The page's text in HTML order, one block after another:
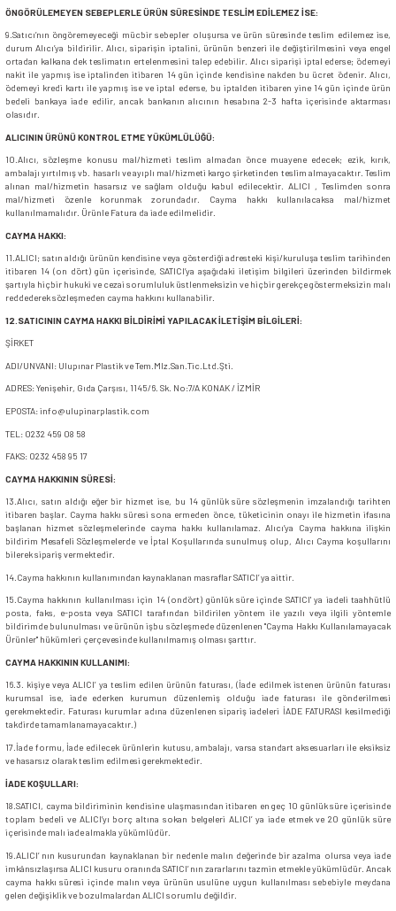
ÖNGÖRÜLEMEYEN SEBEPLERLE ÜRÜN SÜRESİNDE TESLİM EDİLEMEZ İSE:
9.Satıcı’nın öngöremeyeceği mücbir sebepler oluşursa ve ürün süresinde teslim edilemez ise,
durum Alıcı’ya bildirilir. Alıcı, siparişin iptalini, ürünün benzeri ile değiştirilmesini veya engel
ortadan kalkana dek teslimatın ertelenmesini talep edebilir. Alıcı siparişi iptal ederse; ödemeyi
nakit ile yapmış ise iptalinden itibaren 14 gün içinde kendisine nakden bu ücret ödenir. Alıcı,
ödemeyi kredi kartı ile yapmış ise ve iptal ederse, bu iptalden itibaren yine 14 gün içinde ürün
bedeli bankaya iade edilir, ancak bankanın alıcının hesabına 2-3 hafta içerisinde aktarması
olasıdır.
ALICININ ÜRÜNÜ KONTROL ETME YÜKÜMLÜLÜĞÜ:
10.Alıcı, sözleşme konusu mal/hizmeti teslim almadan önce muayene edecek; ezik, kırık,
ambalajı yırtılmış vb. hasarlı ve ayıplı mal/hizmeti kargo şirketinden teslim almayacaktır. Teslim
alınan mal/hizmetin hasarsız ve sağlam olduğu kabul edilecektir. ALICI , Teslimden sonra
mal/hizmeti özenle korunmak zorundadır. Cayma hakkı kullanılacaksa mal/hizmet
kullanılmamalıdır. Ürünle Fatura da iade edilmelidir.
CAYMA HAKKI:
11.ALICI; satın aldığı ürünün kendisine veya gösterdiği adresteki kişi/kuruluşa teslim tarihinden
itibaren 14 (on dört) gün içerisinde, SATICI’ya aşağıdaki iletişim bilgileri üzerinden bildirmek
şartıyla hiçbir hukuki ve cezai sorumluluk üstlenmeksizin ve hiçbir gerekçe göstermeksizin malı
reddederek sözleşmeden cayma hakkını kullanabilir.
12.SATICININ CAYMA HAKKI BİLDİRİMİ YAPILACAK İLETİŞİM BİLGİLERİ:
ŞİRKET
ADI/UNVANI: Ulupınar Plastik ve Tem.Mlz.San.Tic.Ltd.Şti.
ADRES: Yenişehir, Gıda Çarşısı, 1145/6. Sk. No:7/A KONAK / İZMİR
EPOSTA:info@ulupinarplastik.com
TEL: 0232 459 08 58
FAKS: 0232 458 95 17
CAYMA HAKKININ SÜRESİ:
13.Alıcı, satın aldığı eğer bir hizmet ise, bu 14 günlük süre sözleşmenin imzalandığı tarihten
itibaren başlar. Cayma hakkı süresi sona ermeden önce, tüketicinin onayı ile hizmetin ifasına
başlanan hizmet sözleşmelerinde cayma hakkı kullanılamaz. Alıcı’ya Cayma hakkına ilişkin
bildirim Mesafeli Sözleşmelerde ve İptal Koşullarında sunulmuş olup, Alıcı Cayma koşullarını
bilerek sipariş vermektedir.
14.Cayma hakkının kullanımından kaynaklanan masraflar SATICI’ ya aittir.
15.Cayma hakkının kullanılması için 14 (ondört) günlük süre içinde SATICI' ya iadeli taahhütlü
posta, faks, e-posta veya SATICI tarafından bildirilen yöntem ile yazılı veya ilgili yöntemle
bildirimde bulunulması ve ürünün işbu sözleşmede düzenlenen "Cayma Hakkı Kullanılamayacak
Ürünler" hükümleri çerçevesinde kullanılmamış olması şarttır.
CAYMA HAKKININ KULLANIMI:
16.3. kişiye veya ALICI’ ya teslim edilen ürünün faturası, (İade edilmek istenen ürünün faturası
kurumsal ise, iade ederken kurumun düzenlemiş olduğu iade faturası ile gönderilmesi
gerekmektedir. Faturası kurumlar adına düzenlenen sipariş iadeleri İADE FATURASI kesilmediği
takdirde tamamlanamayacaktır.)
17.İade formu, İade edilecek ürünlerin kutusu, ambalajı, varsa standart aksesuarları ile eksiksiz
ve hasarsız olarak teslim edilmesi gerekmektedir.
İADE KOŞULLARI:
18.SATICI, cayma bildiriminin kendisine ulaşmasından itibaren en geç 10 günlük süre içerisinde
toplam bedeli ve ALICI’yı borç altına sokan belgeleri ALICI’ ya iade etmek ve 20 günlük süre
içerisinde malı iade almakla yükümlüdür.
19.ALICI’ nın kusurundan kaynaklanan bir nedenle malın değerinde bir azalma olursa veya iade
imkânsızlaşırsa ALICI kusuru oranında SATICI’ nın zararlarını tazmin etmekle yükümlüdür. Ancak
cayma hakkı süresi içinde malın veya ürünün usulüne uygun kullanılması sebebiyle meydana
gelen değişiklik ve bozulmalardan ALICI sorumlu değildir.